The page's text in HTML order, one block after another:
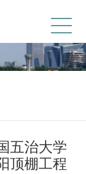
五治大学
顶棚工程